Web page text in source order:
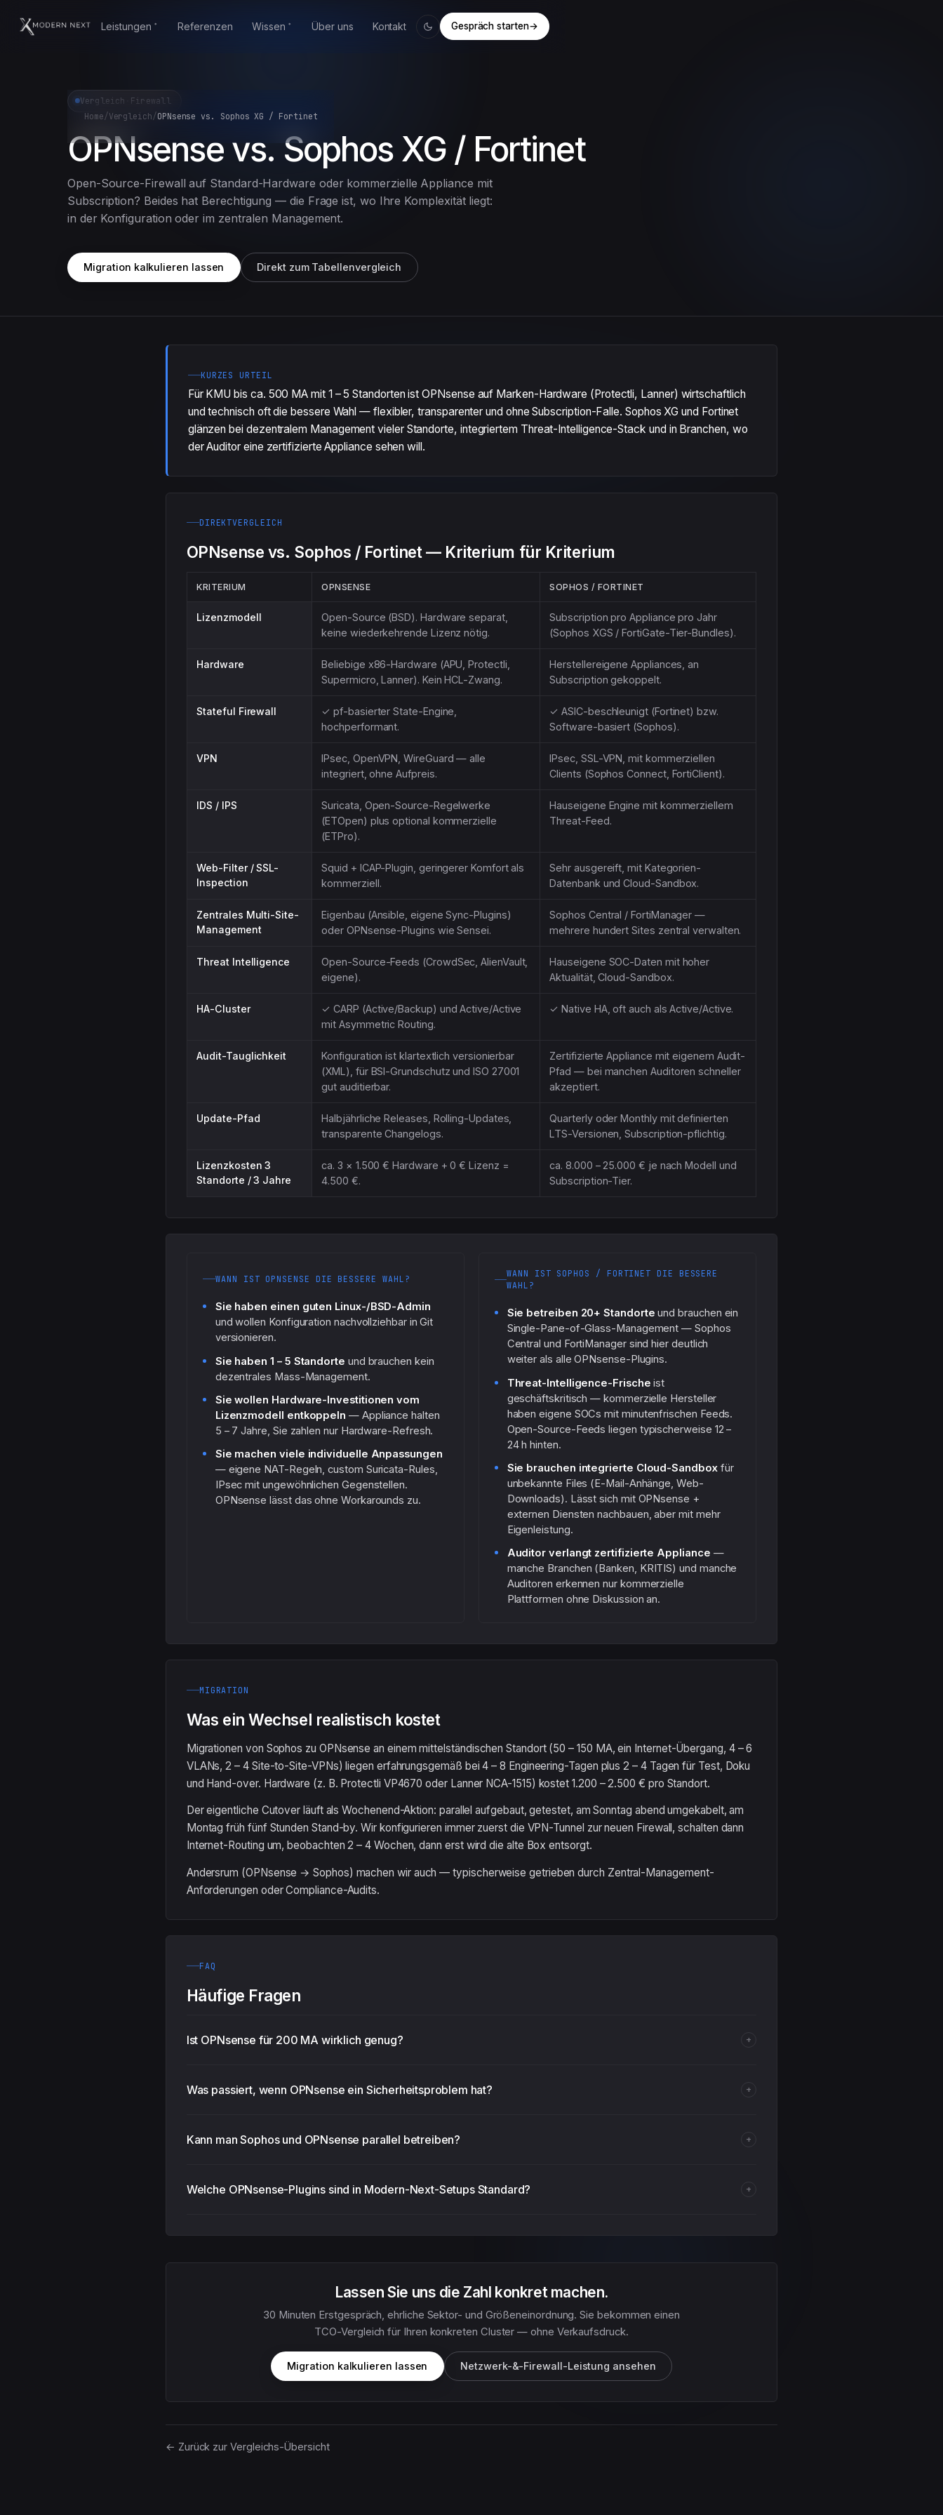
Leistungen Referenzen Wissen Über uns Kontakt Gespräch starten→
Home/ Vergleich/OPNsense vs. Sophos XG / Fortinet
Vergleich Firewall
OPNsense vs. Sophos XG / Fortinet
Open-Source-Firewall auf Standard-Hardware oder kommerzielle Appliance mit
Subscription? Beides hat Berechtigung — die Frage ist, wo Ihre Komplexität liegt:
in der Konfiguration oder im zentralen Management.
Migration kalkulieren lassen Direkt zum Tabellenvergleich
KURZES URTEIL
Für KMU bis ca. 500 MA mit 1 – 5 Standorten ist OPNsense auf Marken-Hardware (Protectli, Lanner) wirtschaftlich
und technisch oft die bessere Wahl — flexibler, transparenter und ohne Subscription-Falle. Sophos XG und Fortinet
glänzen bei dezentralem Management vieler Standorte, integriertem Threat-Intelligence-Stack und in Branchen, wo
der Auditor eine zertifizierte Appliance sehen will.
DIREKTVERGLEICH
OPNsense vs. Sophos / Fortinet — Kriterium für Kriterium
KRITERIUM OPNSENSE SOPHOS / FORTINET
Lizenzmodell
Open-Source (BSD). Hardware separat,
keine wiederkehrende Lizenz nötig.
Subscription pro Appliance pro Jahr
(Sophos XGS / FortiGate-Tier-Bundles).
Hardware
Beliebige x86-Hardware (APU, Protectli,
Supermicro, Lanner). Kein HCL-Zwang.
Herstellereigene Appliances, an
Subscription gekoppelt.
Stateful Firewall
✓ pf-basierter State-Engine,
hochperformant.
✓ ASIC-beschleunigt (Fortinet) bzw.
Software-basiert (Sophos).
VPN
IPsec, OpenVPN, WireGuard — alle
integriert, ohne Aufpreis.
IPsec, SSL-VPN, mit kommerziellen
Clients (Sophos Connect, FortiClient).
IDS / IPS
Suricata, Open-Source-Regelwerke
(ETOpen) plus optional kommerzielle
(ETPro).
Hauseigene Engine mit kommerziellem
Threat-Feed.
Web-Filter / SSL-
Inspection
Squid + ICAP-Plugin, geringerer Komfort als
kommerziell.
Sehr ausgereift, mit Kategorien-
Datenbank und Cloud-Sandbox.
Zentrales Multi-Site-
Management
Eigenbau (Ansible, eigene Sync-Plugins)
oder OPNsense-Plugins wie Sensei.
Sophos Central / FortiManager —
mehrere hundert Sites zentral verwalten.
Threat Intelligence
Open-Source-Feeds (CrowdSec, AlienVault,
eigene).
Hauseigene SOC-Daten mit hoher
Aktualität, Cloud-Sandbox.
HA-Cluster
✓ CARP (Active/Backup) und Active/Active
mit Asymmetric Routing.
✓ Native HA, oft auch als Active/Active.
Audit-Tauglichkeit
Konfiguration ist klartextlich versionierbar
(XML), für BSI-Grundschutz und ISO 27001
gut auditierbar.
Zertifizierte Appliance mit eigenem Audit-
Pfad — bei manchen Auditoren schneller
akzeptiert.
Update-Pfad
Halbjährliche Releases, Rolling-Updates,
transparente Changelogs.
Quarterly oder Monthly mit definierten
LTS-Versionen, Subscription-pflichtig.
Lizenzkosten 3
Standorte / 3 Jahre
ca. 3 × 1.500 € Hardware + 0 € Lizenz =
4.500 €.
ca. 8.000 – 25.000 € je nach Modell und
Subscription-Tier.
WANN IST OPNSENSE DIE BESSERE WAHL?
Sie haben einen guten Linux-/BSD-Admin
und wollen Konfiguration nachvollziehbar in Git
versionieren.
Sie haben 1 – 5 Standorte und brauchen kein
dezentrales Mass-Management.
Sie wollen Hardware-Investitionen vom
Lizenzmodell entkoppeln — Appliance halten
5 – 7 Jahre, Sie zahlen nur Hardware-Refresh.
Sie machen viele individuelle Anpassungen
— eigene NAT-Regeln, custom Suricata-Rules,
IPsec mit ungewöhnlichen Gegenstellen.
OPNsense lässt das ohne Workarounds zu.
WANN IST SOPHOS / FORTINET DIE BESSERE
WAHL?
Sie betreiben 20+ Standorte und brauchen ein
Single-Pane-of-Glass-Management — Sophos
Central und FortiManager sind hier deutlich
weiter als alle OPNsense-Plugins.
Threat-Intelligence-Frische ist
geschäftskritisch — kommerzielle Hersteller
haben eigene SOCs mit minutenfrischen Feeds.
Open-Source-Feeds liegen typischerweise 12 –
24 h hinten.
Sie brauchen integrierte Cloud-Sandboxfür
unbekannte Files (E-Mail-Anhänge, Web-
Downloads). Lässt sich mit OPNsense +
externen Diensten nachbauen, aber mit mehr
Eigenleistung.
Auditor verlangt zertifizierte Appliance —
manche Branchen (Banken, KRITIS) und manche
Auditoren erkennen nur kommerzielle
Plattformen ohne Diskussion an.
MIGRATION
Was ein Wechsel realistisch kostet
Migrationen von Sophos zu OPNsense an einem mittelständischen Standort (50 – 150 MA, ein Internet-Übergang, 4 – 6
VLANs, 2 – 4 Site-to-Site-VPNs) liegen erfahrungsgemäß bei 4 – 8 Engineering-Tagen plus 2 – 4 Tagen für Test, Doku
und Hand-over. Hardware (z. B. Protectli VP4670 oder Lanner NCA-1515) kostet 1.200 – 2.500 € pro Standort.
Der eigentliche Cutover läuft als Wochenend-Aktion: parallel aufgebaut, getestet, am Sonntag abend umgekabelt, am
Montag früh fünf Stunden Stand-by. Wir konfigurieren immer zuerst die VPN-Tunnel zur neuen Firewall, schalten dann
Internet-Routing um, beobachten 2 – 4 Wochen, dann erst wird die alte Box entsorgt.
Andersrum (OPNsense → Sophos) machen wir auch — typischerweise getrieben durch Zentral-Management-
Anforderungen oder Compliance-Audits.
FAQ
Häufige Fragen
Ist OPNsense für 200 MA wirklich genug?
Was passiert, wenn OPNsense ein Sicherheitsproblem hat?
Kann man Sophos und OPNsense parallel betreiben?
Welche OPNsense-Plugins sind in Modern-Next-Setups Standard?
Lassen Sie uns die Zahl konkret machen.
30 Minuten Erstgespräch, ehrliche Sektor- und Größeneinordnung. Sie bekommen einen
TCO-Vergleich für Ihren konkreten Cluster — ohne Verkaufsdruck.
Migration kalkulieren lassen Netzwerk-&-Firewall-Leistung ansehen
← Zurück zur Vergleichs-Übersicht